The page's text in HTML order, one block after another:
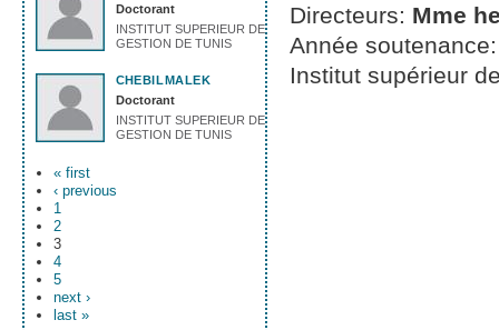
Directeurs: Mme
Année
Institut supérieur
Doctorant
INSTITUT SUPERIEUR DE
GESTION DE TUNIS
CHEBILMALEK
Doctorant
INSTITUT SUPERIEUR DE
GESTION DE TUNIS
« first
‹ previous
1
2
3
4
5
next ›
last »